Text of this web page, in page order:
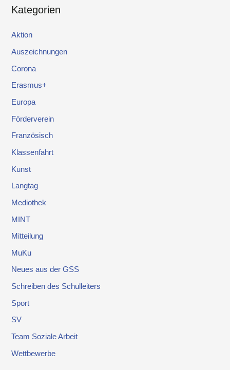
Kategorien
Aktion
Auszeichnungen
Corona
Erasmus+
Europa
Förderverein
Französisch
Klassenfahrt
Kunst
Langtag
Mediothek
MINT
Mitteilung
MuKu
Neues aus der GSS
Schreiben des Schulleiters
Sport
SV
Team Soziale Arbeit
Wettbewerbe